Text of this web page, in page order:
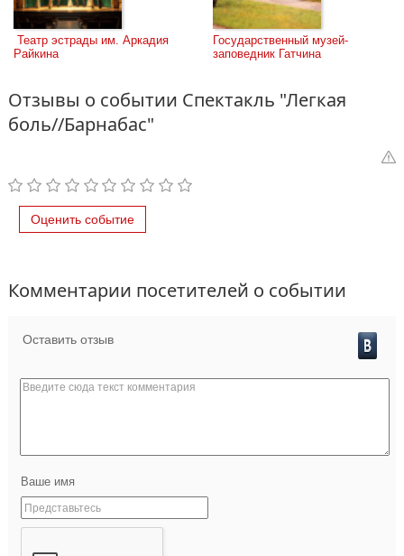
Райкина
Государственный музей-
заповедник Гатчина
Отзывы о событии Спектакль "Легкая
боль//Барнабас"
Оценить событие
Комментарии посетителей о событии
Оставить отзыв
Ваше имя